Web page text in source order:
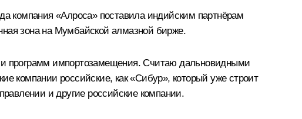
компания «Алроса» поставила индийским партнёрам
зона на Мумбайской алмазной бирже.
программ импортозамещения. Считаю дальновидными
компании российские, как «Сибур», который уже строит
и другие российские компании.